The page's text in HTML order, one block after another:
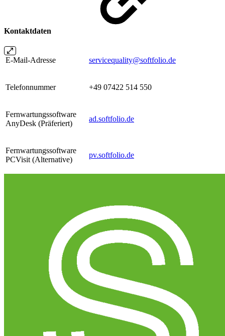
Kontaktdaten
E-Mail-Adresse servicequality@softfolio.de
Telefonnummer +49 07422 514 550
Fernwartungssoftware
AnyDesk (Präferiert)
ad.softfolio.de
Fernwartungssoftware
PCVisit (Alternative)
pv.softfolio.de